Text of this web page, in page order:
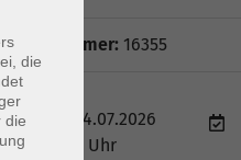
Kursnummer: 16355
Sa. 04.07.2026
11:00 Uhr
die
die